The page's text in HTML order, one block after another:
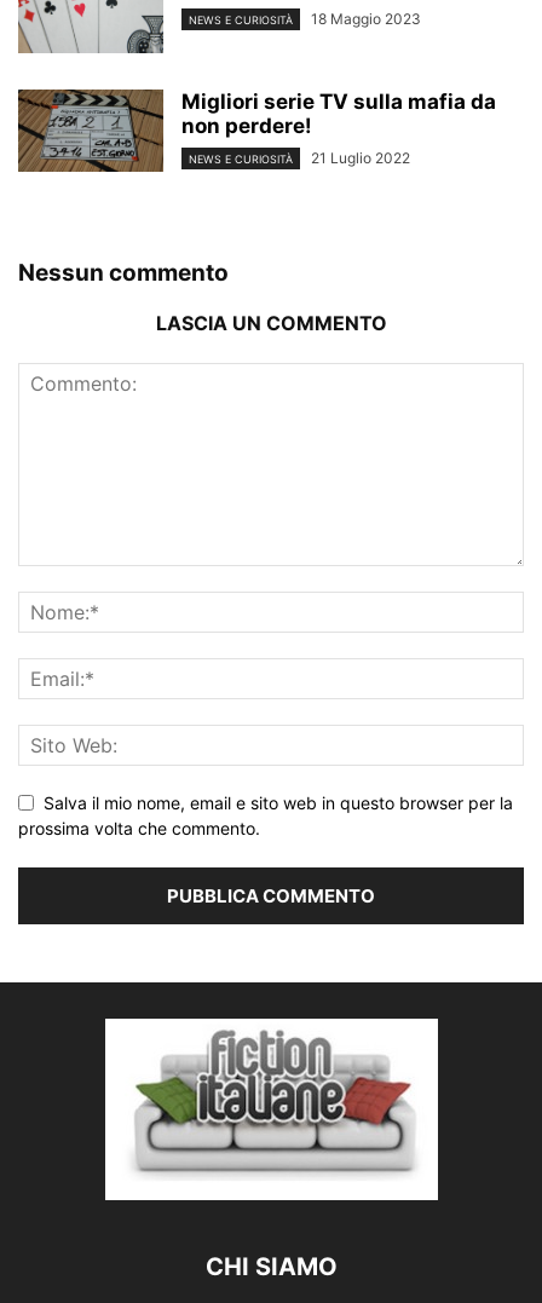
NEWS E CURIOSITÀ 18 Maggio 2023
Migliori serie TV sulla mafia da
non perdere!
NEWS E CURIOSITÀ 21 Luglio 2022
Nessun commento
LASCIA UN COMMENTO
Salva il mio nome, email e sito web in questo browser per la
prossima volta che commento.
CHI SIAMO